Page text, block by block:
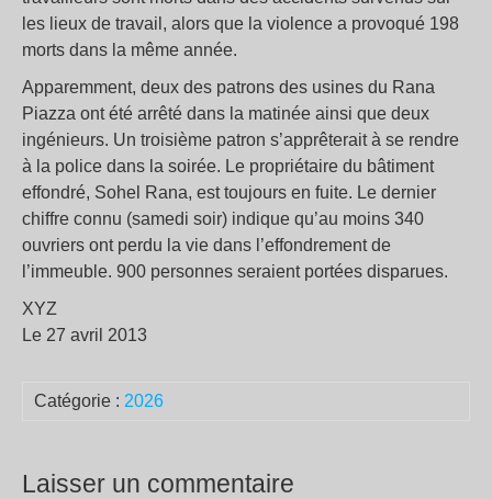
les lieux de travail, alors que la violence a provoqué 198
morts dans la même année.
Apparemment, deux des patrons des usines du Rana
Piazza ont été arrêté dans la matinée ainsi que deux
ingénieurs. Un troisième patron s’apprêterait à se rendre
à la police dans la soirée. Le propriétaire du bâtiment
effondré, Sohel Rana, est toujours en fuite. Le dernier
chiffre connu (samedi soir) indique qu’au moins 340
ouvriers ont perdu la vie dans l’effondrement de
l’immeuble. 900 personnes seraient portées disparues.
XYZ
Le 27 avril 2013
Catégorie : 2026
Laisser un commentaire